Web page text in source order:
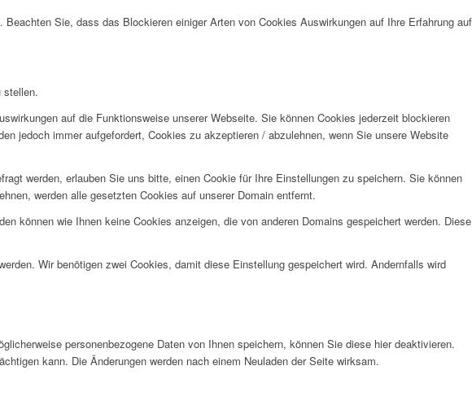
Sie, dass das Blockieren einiger Arten von Cookies Auswirkungen auf Ihre Erfahrung auf
stellen.
auf die Funktionsweise unserer Webseite. Sie können Cookies jederzeit blockieren
jedoch immer aufgefordert, Cookies zu akzeptieren / abzulehnen, wenn Sie unsere Website
werden, erlauben Sie uns bitte, einen Cookie für Ihre Einstellungen zu speichern. Sie können
werden alle gesetzten Cookies auf unserer Domain entfernt.
können wie Ihnen keine Cookies anzeigen, die von anderen Domains gespeichert werden. Diese
Wir benötigen zwei Cookies, damit diese Einstellung gespeichert wird. Andernfalls wird
personenbezogene Daten von Ihnen speichern, können Sie diese hier deaktivieren.
kann. Die Änderungen werden nach einem Neuladen der Seite wirksam.